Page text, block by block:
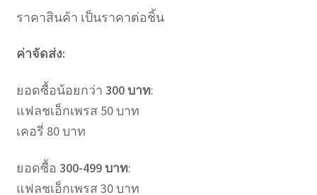
ราคาสินค้า เป็นราคาต่อชิ้น
ค่าจัดส่ง:
ยอดซื้อน้อยกว่า 300 บาท:
แฟลชเอ็กเพรส 50 บาท
เคอรี่ 80 บาท
ยอดซื้อ 300-499 บาท:
แฟลชเอ็กเพรส 30 บาท